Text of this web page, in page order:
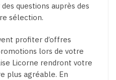
questions auprès des
sélection.
profiter d’offres
lors de votre
Licorne rendront votre
plus agréable. En